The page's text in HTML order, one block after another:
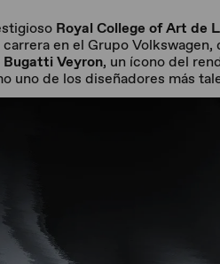
Royal College of Art de
en el Grupo
Bugatti Veyron, un ícono del
uno de los diseñadores más